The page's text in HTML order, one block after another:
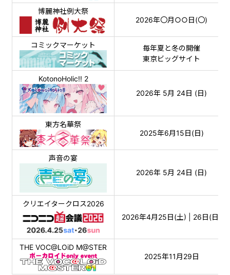
博麗神社例大祭
2026年〇月○○日(〇)
コミックマーケット
毎年夏と冬の開催
東京ビッグサイト
KotonoHolic!! 2
2026年 5月 24日 (日)
東方名華祭
2025年6月15日(日)
声音の宴
2026年 5月 24日 (日)
クリエイタークロス2026
2026年4月25日(土) | 26日(日)
THE VOC@LOiD M@STER
2025年11月29日